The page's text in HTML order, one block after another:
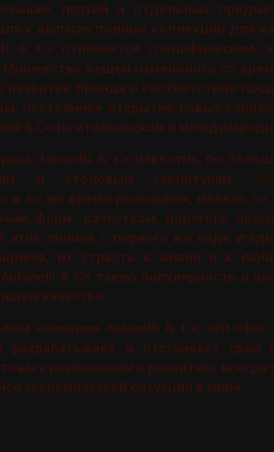
партий и отдельных
к выпуску полных коллекций для
& Co отличается специфическим,
вещей изменилось со
бренда и соответствие
постоянное открытие новых
& Co на итальянском и
Antonelli & Co известна, по
и столовым гарнитурам.
в то же время роскошная, мебель от
форм, качеством дорогого
линиях с первого взгляда
их страсть к жизни и к
& Co такую популярность и
качестве.
компании Antonelli & Co, чей офис
разрабатывает и отстаивает
к изменениям и развитию,
экономической ситуации в мире.